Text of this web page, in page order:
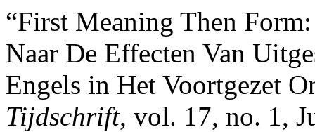
“First Meaning Then
Naar De Effecten Van
Engels in Het Voortgezet
Tijdschrift, vol. 17, no. 1,